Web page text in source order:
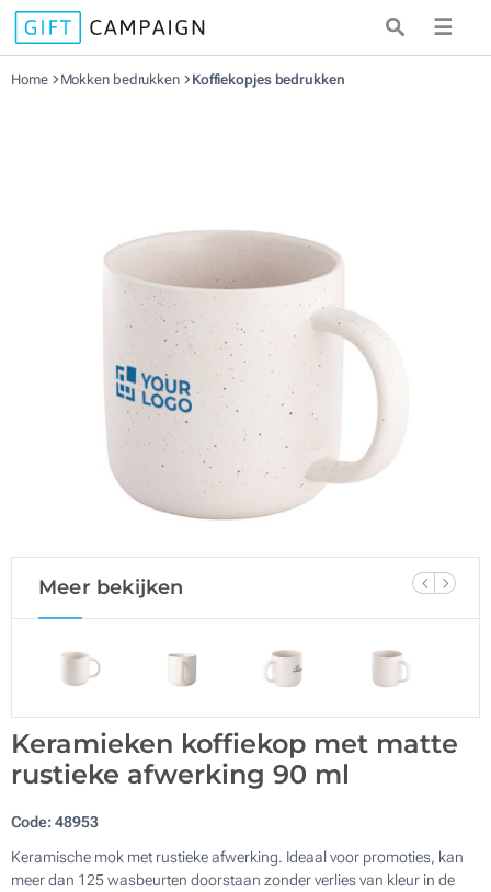
☰
Home Mokken bedrukken Koffiekopjes bedrukken
Meer bekijken
Keramieken koffiekop met matte
rustieke afwerking 90 ml
Code:48953
Keramische mok met rustieke afwerking. Ideaal voor promoties, kan
meer dan 125 wasbeurten doorstaan zonder verlies van kleur in de